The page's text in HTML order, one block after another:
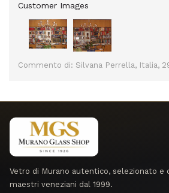
Customer Images
Commento di: Silvana Perrella, Italia,
Vetro di Murano autentico, selezionato e
maestri veneziani dal 1999.